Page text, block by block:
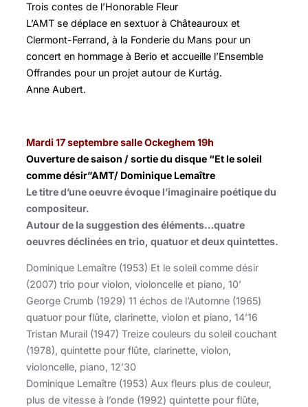
Trois contes de l’Honorable Fleur
L’AMT se déplace en sextuor à Châteauroux et
Clermont-Ferrand, à la Fonderie du Mans pour un
concert en hommage à Berio et accueille l’Ensemble
Offrandes pour un projet autour de Kurtág.
Anne Aubert.
Mardi 17 septembre salle Ockeghem 19h
Ouverture de saison / sortie du disque “Et le soleil
comme désir”AMT/ Dominique Lemaître
Le titre d’une oeuvre évoque l’imaginaire poétique du
compositeur.
Autour de la suggestion des éléments…quatre
oeuvres déclinées en trio, quatuor et deux quintettes.
Dominique Lemaître (1953) Et le soleil comme désir
(2007) trio pour violon, violoncelle et piano, 10’
George Crumb (1929) 11 échos de l’Automne (1965)
quatuor pour flûte, clarinette, violon et piano, 14’16
Tristan Murail (1947) Treize couleurs du soleil couchant
(1978), quintette pour flûte, clarinette, violon,
violoncelle, piano, 12’30
Dominique Lemaître (1953) Aux fleurs plus de couleur,
plus de vitesse à l’onde (1992) quintette pour flûte,